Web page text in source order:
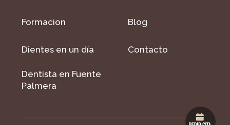
Formacion Blog
Dientes en un día Contacto
Dentista en Fuente
Palmera